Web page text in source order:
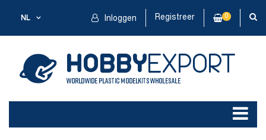
NL Inloggen Registreer 0